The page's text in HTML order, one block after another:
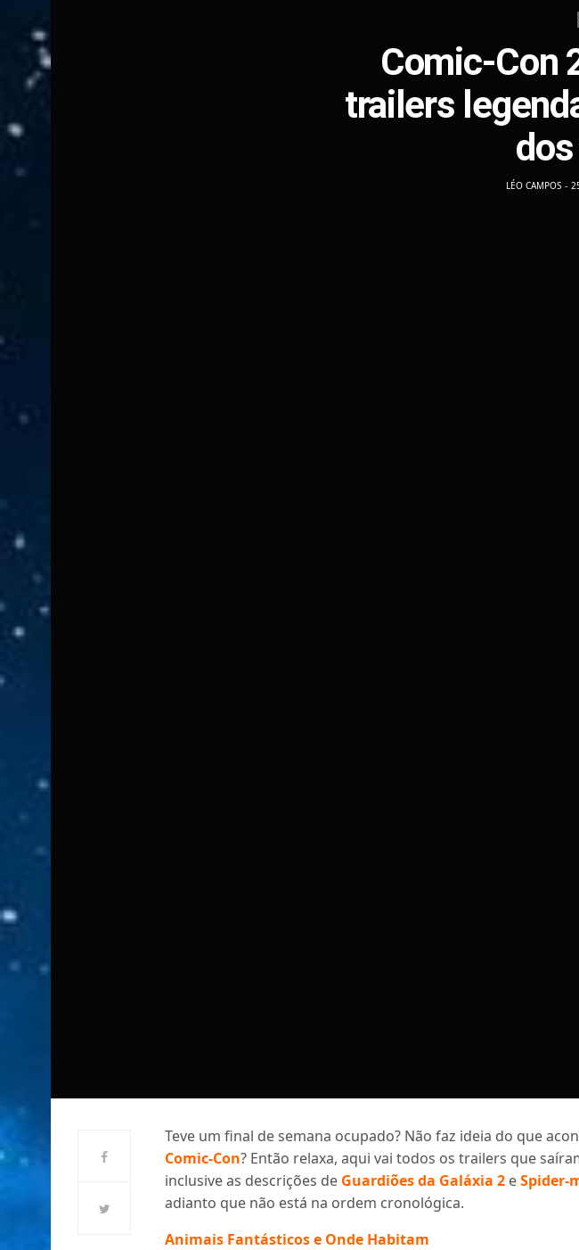
Comic-Con
trailers
LÉO CAMPOS
Teve um final de semana ocupado? Não faz ideia do que
Comic-Con? Então relaxa, aqui vai todos os trailers que
inclusive as descrições de Guardiões da Galáxia 2 eSpider-
adianto que não está na ordem cronológica.
Animais Fantásticos e Onde Habitam